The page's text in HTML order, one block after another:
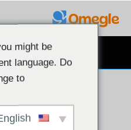
צ'אט מצלמת
might be
language. Do
to: